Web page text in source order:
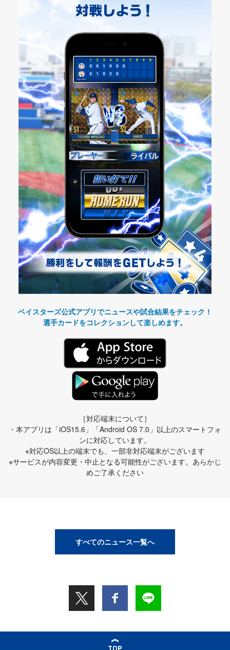
ベイスターズ公式アプリでニュースや試合結果をチェック！
選手カードをコレクションして楽しめます。
［対応端末について］
・本アプリは「iOS15.6」「Android OS 7.0」以上のスマートフォ
ンに対応しています。
※対応OS以上の端末でも、一部非対応端末がございます
※サービスが内容変更・中止となる可能性がございます。あらかじ
めご了承ください
すべてのニュース一覧へ